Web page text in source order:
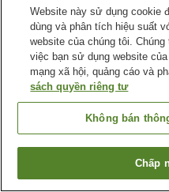
Tuyệt vời Đánh giá:14
Tiện nghi chỗ nghỉ
Wi-Fi
Khu hút thuốc riêng
Trang chủ Nhật Bản Tỉnh
Nara Tsukihitei
Tìm
Website này sử dụng cookie
dùng và phân tích hiệu suất
website của chúng tôi.
việc bạn sử dụng website
mạng xã hội, quảng cáo và
sách quyền riêng tư
Không bán
Chấp